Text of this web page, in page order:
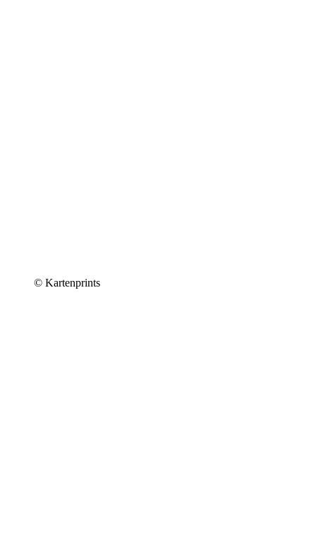
© Kartenprints